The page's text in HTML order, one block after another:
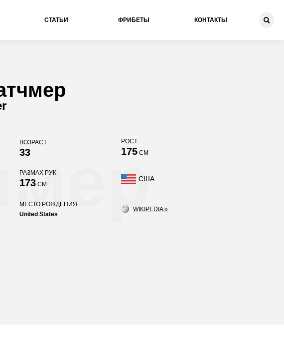
СТАТЬИ ФРИБЕТЫ КОНТАКТЫ
ВОЗРАСТ
33
РОСТ
175СМ
РАЗМАХ РУК
173 СМ
США
МЕСТО РОЖДЕНИЯ
United States
WIKIPEDIA »